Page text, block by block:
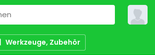
Werkzeuge, Zubehör